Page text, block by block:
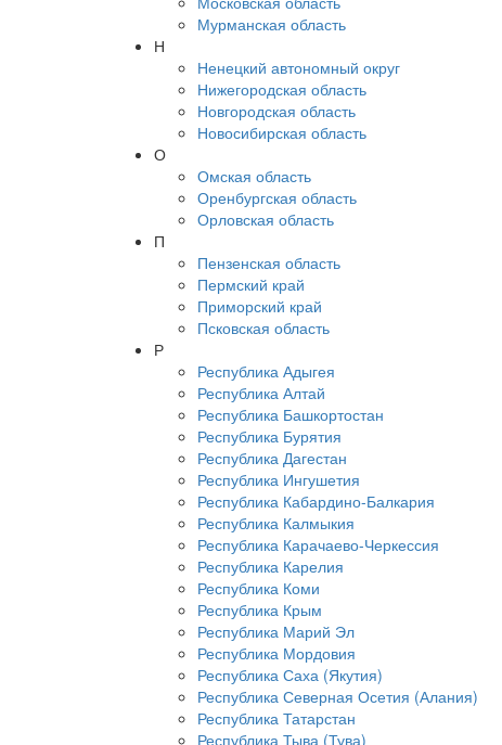
Мурманская область
Н
Ненецкий автономный округ
Нижегородская область
Новгородская область
Новосибирская область
О
Омская область
Оренбургская область
Орловская область
П
Пензенская область
Пермский край
Приморский край
Псковская область
Р
Республика Адыгея
Республика Алтай
Республика Башкортостан
Республика Бурятия
Республика Дагестан
Республика Ингушетия
Республика Кабардино-Балкария
Республика Калмыкия
Республика Карачаево-Черкессия
Республика Карелия
Республика Коми
Республика Крым
Республика Марий Эл
Республика Мордовия
Республика Саха (Якутия)
Республика Северная Осетия (Алания)
Республика Татарстан
Республика Тыва (Тува)